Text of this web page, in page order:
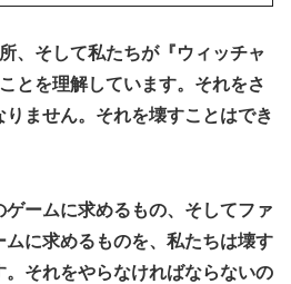
、そして私たちが『ウィッチャ
とを理解しています。それをさ
ません。それを壊すことはでき
ームに求めるもの、そしてファ
ムに求めるものを、私たちは壊す
それをやらなければならないの